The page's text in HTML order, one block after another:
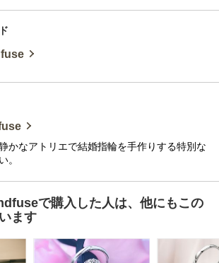
かなアトリエで結婚指輪を手作りする特別な
。
で購入した人は、他にもこの
ます